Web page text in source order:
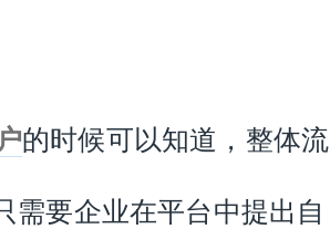
的时候可以知道，整体流
需要企业在平台中提出自